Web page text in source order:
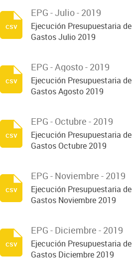
EPG - Julio - 2019
Ejecución Presupuestaria de
Gastos Julio 2019
csv
EPG - Agosto - 2019
Ejecución Presupuestaria de
Gastos Agosto 2019
csv
EPG - Octubre - 2019
Ejecución Presupuestaria de
Gastos Octubre 2019
csv
EPG - Noviembre - 2019
Ejecución Presupuestaria de
Gastos Noviembre 2019
csv
EPG - Diciembre - 2019
Ejecución Presupuestaria de
Gastos Diciembre 2019
csv